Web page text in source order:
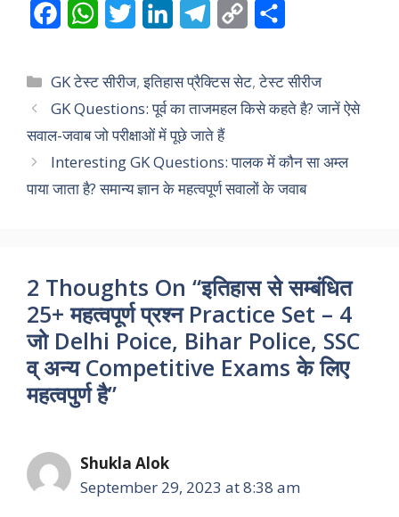
c
e
b
o
o
W
a
t
s
A
p
i
t
t
e
r
n
k
e
d
I
l
e
g
r
a
p
y
i
n
a
r
Categories
GK टेस्ट सीरीज,इतिहास प्रैक्टिस सेट,टेस्ट सीरीज
GK Questions: पूर्व का ताजमहल किसे कहते है? जानें ऐसे
सवाल-जवाब जो परीक्षाओं में पूछे जाते हैं
Interesting GK Questions: पालक में कौन सा अम्ल
पाया जाता है? समान्य ज्ञान के महत्वपूर्ण सवालों के जवाब
2 Thoughts On “इतिहास से सम्बंधित
25+ महत्वपूर्ण प्रश्न Practice Set – 4
जो Delhi Poice, Bihar Police, SSC
व् अन्य Competitive Exams के लिए
महत्वपुर्ण है”
Shukla Alok
September 29, 2023 at 8:38 am